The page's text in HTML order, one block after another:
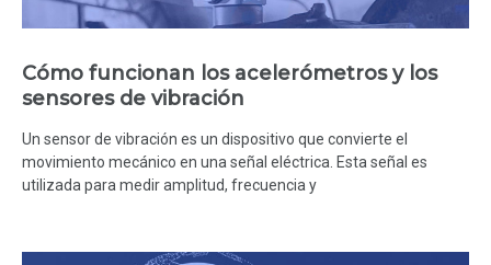
Cómo funcionan los acelerómetros y los
sensores de vibración
Un sensor de vibración es un dispositivo que convierte el
movimiento mecánico en una señal eléctrica. Esta señal es
utilizada para medir amplitud, frecuencia y